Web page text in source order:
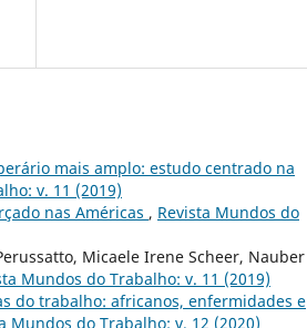
mais amplo: estudo centrado na
v. 11 (2019)
nas Américas , Revista Mundos do
Micaele Irene Scheer, Nauber
Mundos do Trabalho: v. 11 (2019)
do trabalho: africanos, enfermidades e
Mundos do Trabalho: v. 12 (2020)